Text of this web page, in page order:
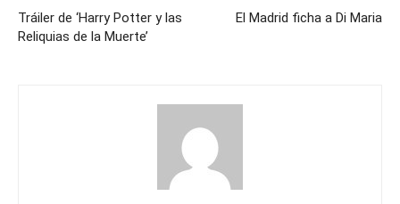
Tráiler de ‘Harry Potter y las
Reliquias de la Muerte’
El Madrid ficha a Di Maria